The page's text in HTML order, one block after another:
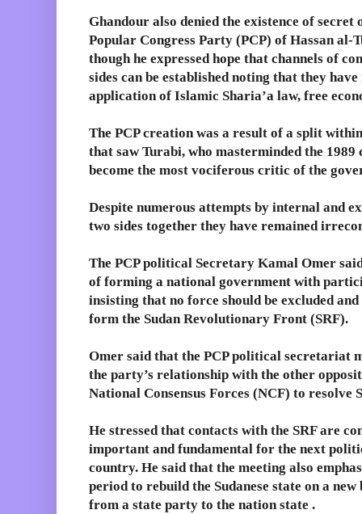
Ghandour also denied the existence of
Popular Congress Party (PCP) of Hassan al-
though he expressed hope that channels of
sides can be established noting that they
application of Islamic Sharia’a law, free
The PCP creation was a result of a split
that saw Turabi, who masterminded the 1989
become the most vociferous critic of the
Despite numerous attempts by internal and
two sides together they have remained
The PCP political Secretary Kamal Omer
of forming a national government with
insisting that no force should be excluded
form the Sudan Revolutionary Front (SRF).
Omer said that the PCP political secretariat
the party’s relationship with the other
National Consensus Forces (NCF) to resolve
He stressed that contacts with the SRF are
important and fundamental for the next
country. He said that the meeting also
period to rebuild the Sudanese state on a
from a state party to the nation state .